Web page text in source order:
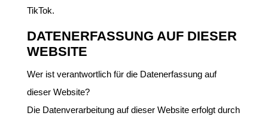
TikTok.
DATENERFASSUNG AUF DIESER
WEBSITE
Wer ist verantwortlich für die Datenerfassung auf
dieser Website?
Die Datenverarbeitung auf dieser Website erfolgt durch